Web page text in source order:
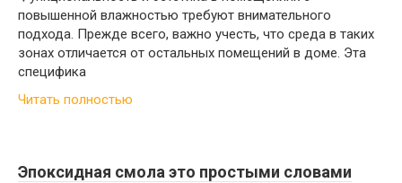
повышенной влажностью требуют внимательного
подхода. Прежде всего, важно учесть, что среда в таких
зонах отличается от остальных помещений в доме. Эта
специфика
Читать полностью
Эпоксидная смола это простыми словами